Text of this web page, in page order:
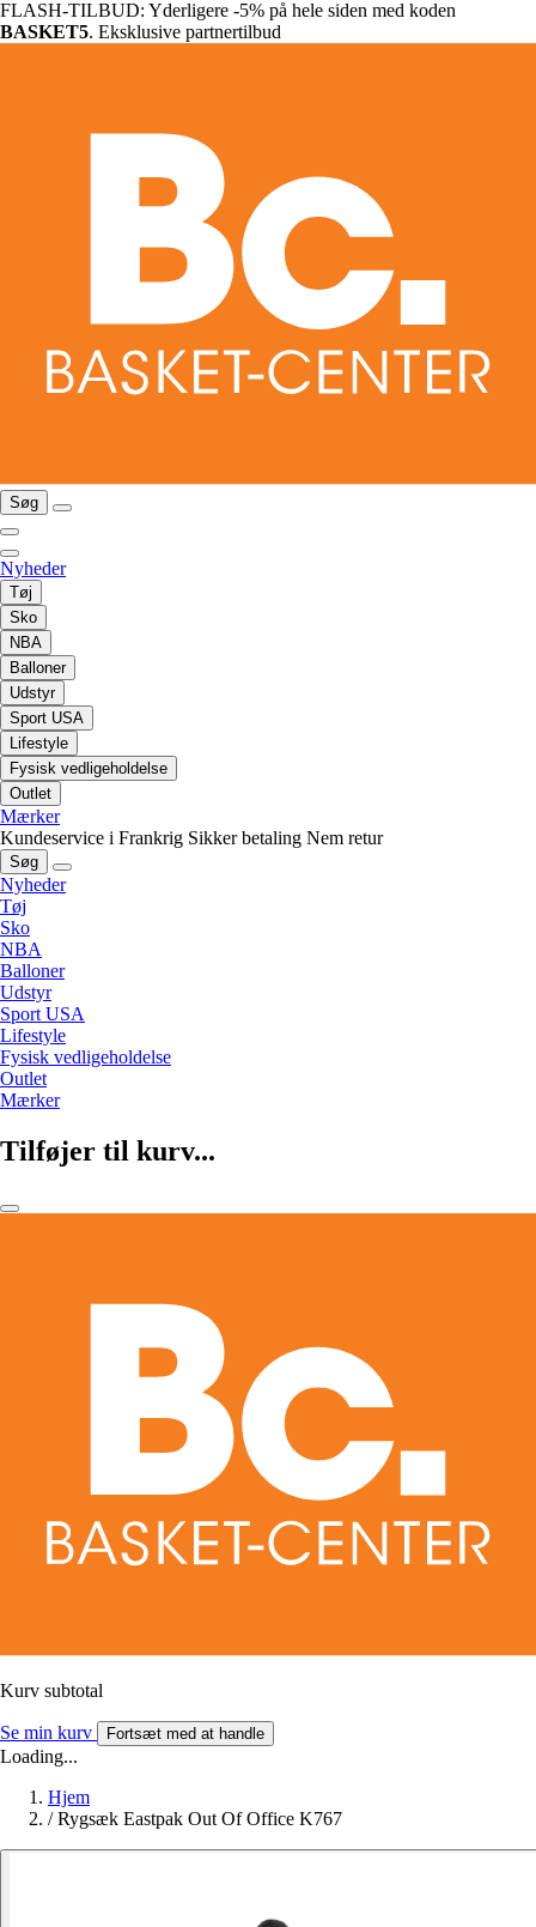
FLASH-TILBUD: Yderligere -5% på hele siden med koden
BASKET5. Eksklusive partnertilbud
Søg
Nyheder
Tøj
Sko
NBA
Balloner
Udstyr
Sport USA
Lifestyle
Fysisk vedligeholdelse
Outlet
Mærker
Kundeservice i Frankrig Sikker betaling Nem retur
Søg
Nyheder
Tøj
Sko
NBA
Balloner
Udstyr
Sport USA
Lifestyle
Fysisk vedligeholdelse
Outlet
Mærker
Tilføjer til kurv...
Kurv subtotal
Se min kurv Fortsæt med at handle
Loading...
Hjem
/ Rygsæk Eastpak Out Of Office K767